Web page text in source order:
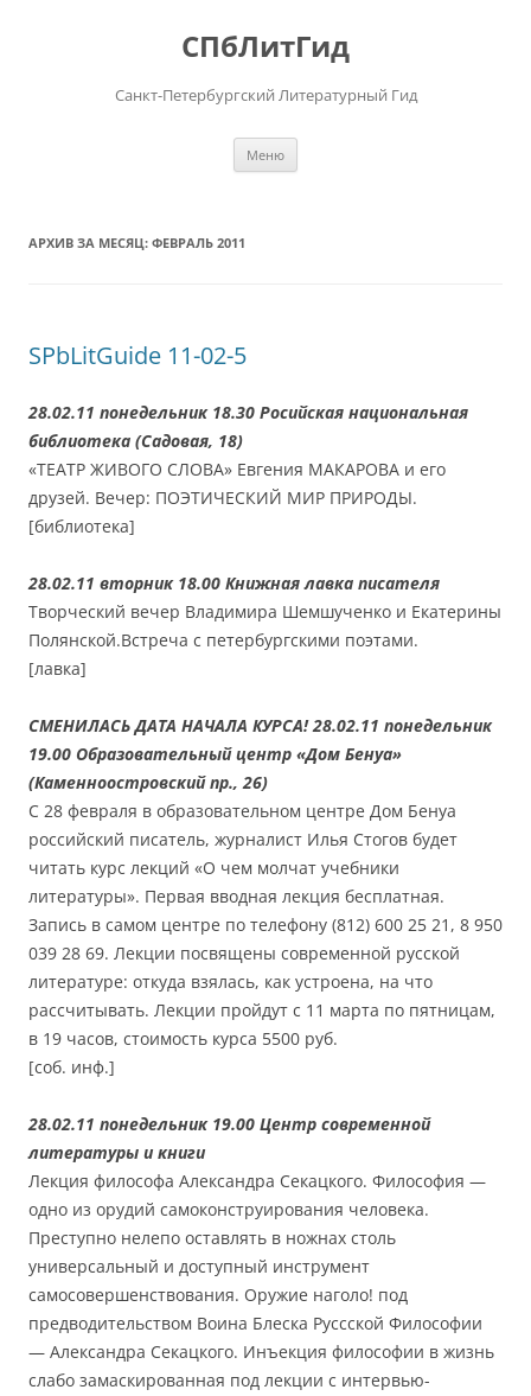
СПбЛитГид
Санкт-Петербургский Литературный Гид
Меню
АРХИВ ЗА МЕСЯЦ: ФЕВРАЛЬ 2011
SPbLitGuide 11-02-5
28.02.11 понедельник 18.30 Росийская национальная
библиотека (Садовая, 18)
«ТЕАТР ЖИВОГО СЛОВА» Евгения МАКАРОВА и его
друзей. Вечер: ПОЭТИЧЕСКИЙ МИР ПРИРОДЫ.
[библиотека]
28.02.11 вторник 18.00 Книжная лавка писателя
Творческий вечер Владимира Шемшученко и Екатерины
Полянской.Встреча с петербургскими поэтами.
[лавка]
СМЕНИЛАСЬ ДАТА НАЧАЛА КУРСА! 28.02.11 понедельник
19.00 Образовательный центр «Дом Бенуа»
(Каменноостровский пр., 26)
С 28 февраля в образовательном центре Дом Бенуа
российский писатель, журналист Илья Стогов будет
читать курс лекций «О чем молчат учебники
литературы». Первая вводная лекция бесплатная.
Запись в самом центре по телефону (812) 600 25 21, 8 950
039 28 69. Лекции посвящены современной русской
литературе: откуда взялась, как устроена, на что
рассчитывать. Лекции пройдут с 11 марта по пятницам,
в 19 часов, стоимость курса 5500 руб.
[соб. инф.]
28.02.11 понедельник 19.00 Центр современной
литературы и книги
Лекция философа Александра Секацкого. Философия —
одно из орудий самоконструирования человека.
Преступно нелепо оставлять в ножнах столь
универсальный и доступный инструмент
самосовершенствования. Оружие наголо! под
предводительством Воина Блеска Руссской Философии
— Александра Секацкого. Инъекция философии в жизнь
слабо замаскированная под лекции с интервью-